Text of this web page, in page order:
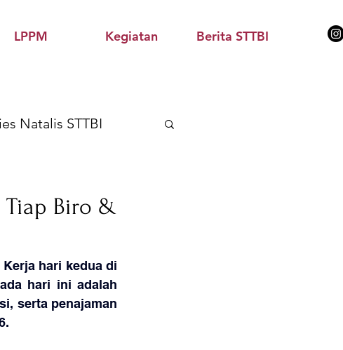
LPPM Kegiatan Berita STTBI
Natalis STTBI
Tiap Biro &
Kerja hari kedua di
hari ini adalah
serta penajaman